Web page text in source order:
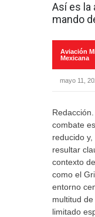
Así es la
mando
Aviación
Mexicana
mayo 11,
combate
reducido
resultar
contexto
como el
entorno
multitud
limitado